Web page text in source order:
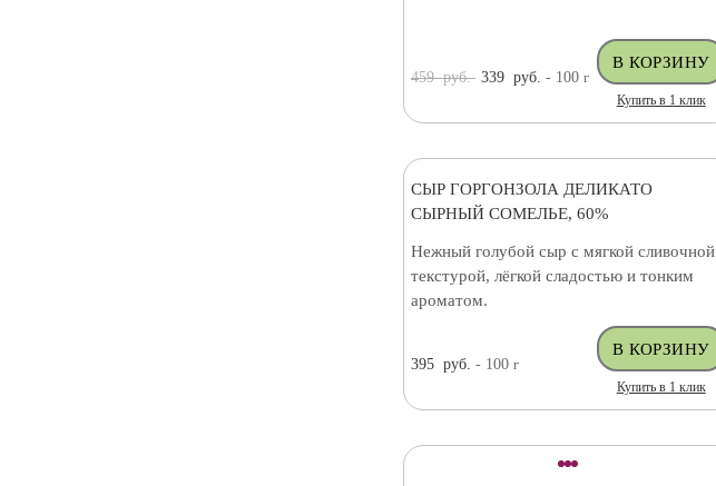
459руб. 339 руб. - 100 г
Купить в 1 клик
СЫР ГОРГОНЗОЛА ДЕЛИКАТО
СЫРНЫЙ СОМЕЛЬЕ, 60%
Нежный голубой сыр с мягкой сливочной
текстурой, лёгкой сладостью и тонким
ароматом.
395 руб. - 100 г
Купить в 1 клик